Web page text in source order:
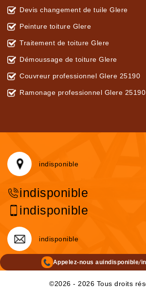
Devis changement de tuile Glere
Peinture toiture Glere
Traitement de toiture Glere
Démoussage de toiture Glere
Couvreur professionnel Glere 25190
Ramonage professionnel Glere 25190
indisponible
indisponible
indisponible
indisponible
Appelez-nous auindisponible/
©2026 - 2026 Tous droits